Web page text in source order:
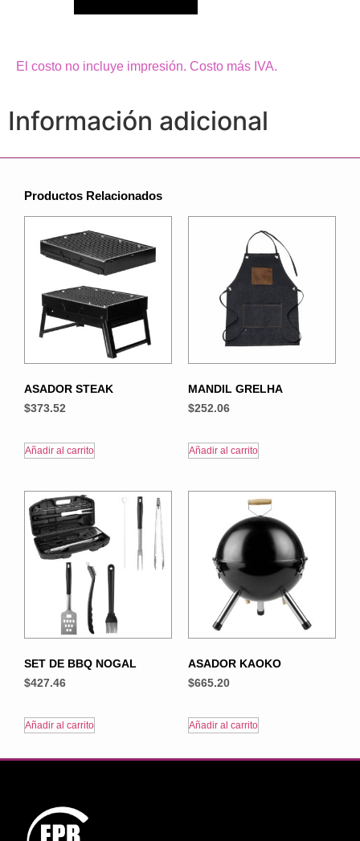
El costo no incluye impresión. Costo más IVA.
Información adicional
Productos Relacionados
ASADOR STEAK
$373.52
Añadir al carrito
MANDIL GRELHA
$252.06
Añadir al carrito
SET DE BBQ NOGAL
$427.46
Añadir al carrito
ASADOR KAOKO
$665.20
Añadir al carrito